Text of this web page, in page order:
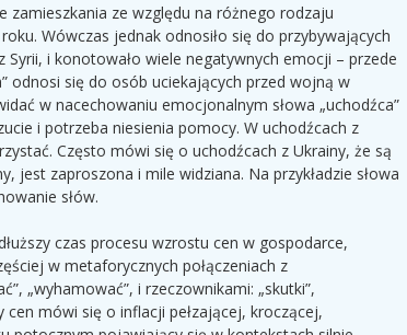
ze względu na różnego rodzaju
Wówczas jednak odnosiło się do przybywających
i konotowało wiele negatywnych emocji – przede
odnosi się do osób uciekających przed wojną w
w nacechowaniu emocjonalnym słowa „uchodźca”
i potrzeba niesienia pomocy. W uchodźcach z
Często mówi się o uchodźcach z Ukrainy, że są
zaproszona i mile widziana. Na przykładzie słowa
słów.
czas procesu wzrostu cen w gospodarce,
w metaforycznych połączeniach z
„wyhamować”, i rzeczownikami: „skutki”,
cen mówi się o inflacji pełzającej, kroczącej,